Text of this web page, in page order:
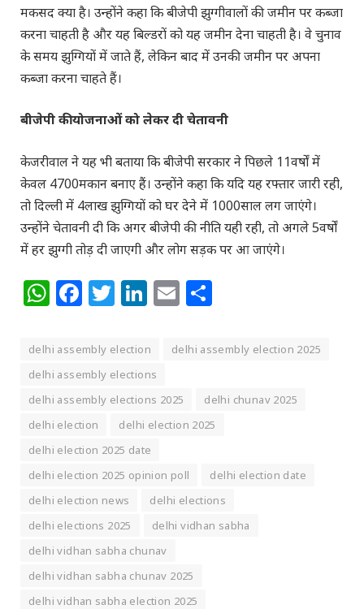
मकसद क्या है। उन्होंने कहा कि बीजेपी झुग्गीवालों की जमीन पर कब्जा
करना चाहती है और यह बिल्डरों को यह जमीन देना चाहती है। वे चुनाव
के समय झुग्गियों में जाते हैं, लेकिन बाद में उनकी जमीन पर अपना
कब्जा करना चाहते हैं।
बीजेपी की योजनाओं को लेकर दी चेतावनी
केजरीवाल ने यह भी बताया कि बीजेपी सरकार ने पिछले 11वर्षों में
केवल 4700मकान बनाए हैं। उन्होंने कहा कि यदि यह रफ्तार जारी रही,
तो दिल्ली में 4लाख झुग्गियों को घर देने में 1000साल लग जाएंगे।
उन्होंने चेतावनी दी कि अगर बीजेपी की नीति यही रही, तो अगले 5वर्षों
में हर झुग्गी तोड़ दी जाएगी और लोग सड़क पर आ जाएंगे।
WhatsApp
Facebook
Twitter
LinkedIn
Email
delhi assembly election
delhi assembly election 2025
delhi assembly elections
delhi assembly elections 2025
delhi chunav 2025
delhi election
delhi election 2025
delhi election 2025 date
delhi election 2025 opinion poll
delhi election date
delhi election news
delhi elections
delhi elections 2025
delhi vidhan sabha
delhi vidhan sabha chunav
delhi vidhan sabha chunav 2025
delhi vidhan sabha election 2025